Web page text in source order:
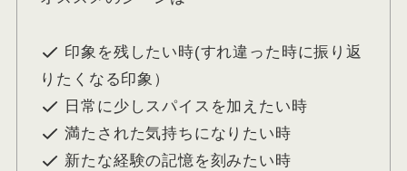
印象を残したい時(すれ違った時に振り返
りたくなる印象）
日常に少しスパイスを加えたい時
満たされた気持ちになりたい時
新たな経験の記憶を刻みたい時